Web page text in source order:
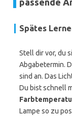
passende
Spätes
Stell dir vor, du
Abgabetermin.
sind an. Das
Du bist schnell
Lampe so zu